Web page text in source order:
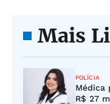
Mais
POLÍCIA
Médica
R$ 27